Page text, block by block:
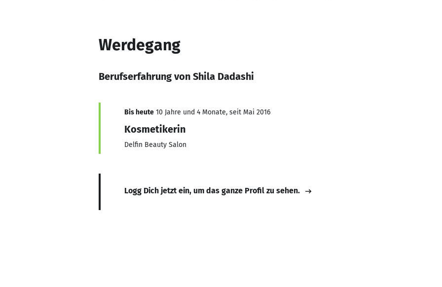
Werdegang
Berufserfahrung von Shila Dadashi
Bis heute 10 Jahre und 4 Monate, seit Mai 2016
Kosmetikerin
Delfin Beauty Salon
Logg Dich jetzt ein, um das ganze Profil zu sehen.